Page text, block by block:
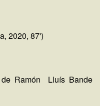
2020, 87')
Ramón Lluís Bande